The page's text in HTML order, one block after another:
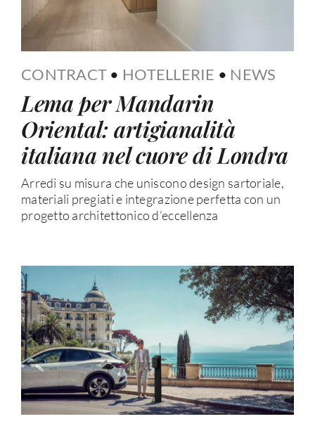
CONTRACT • HOTELLERIE • NEWS
Lema per Mandarin
Oriental: artigianalità
italiana nel cuore di Londra
Arredi su misura che uniscono design sartoriale,
materiali pregiati e integrazione perfetta con un
progetto architettonico d’eccellenza